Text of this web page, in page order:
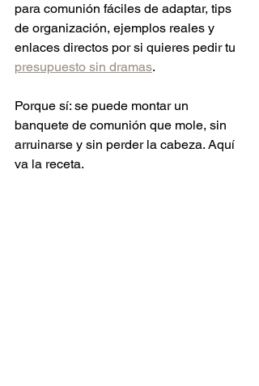
para comunión fáciles de adaptar, tips
de organización, ejemplos reales y
enlaces directos por si quieres pedir tu
presupuesto sin dramas.
Porque sí: se puede montar un
banquete de comunión que mole, sin
arruinarse y sin perder la cabeza. Aquí
va la receta.